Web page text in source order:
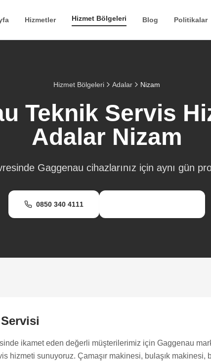
Hizmetler Hizmet Bölgeleri Blog Politikalar
Hizmet Bölgeleri Adalar Nizam
Teknik Servis
Adalar Nizam
Gaggenau cihazlarınız için aynı gün
0850 340 4111
ikamet eden değerli müşterilerimiz için Gaggenau
hizmeti sunuyoruz. Çamaşır makinesi, bulaşık makinesi,